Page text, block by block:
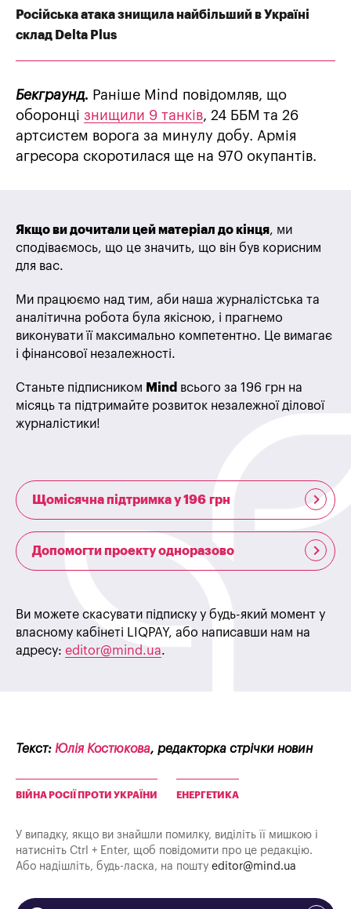
Російська атака знищила найбільший в Україні
склад Delta Plus
Бекграунд. Раніше Mind повідомляв, що
оборонці знищили 9 танків, 24 ББМ та 26
артсистем ворога за минулу добу. Армія
агресора скоротилася ще на 970 окупантів.
Якщо ви дочитали цей матеріал до кінця, ми
сподіваємось, що це значить, що він був корисним
для вас.
Ми працюємо над тим, аби наша журналістська та
аналітична робота була якісною, і прагнемо
виконувати її максимально компетентно. Це вимагає
і фінансової незалежності.
Станьте підписником Mind всього за 196 грн на
місяць та підтримайте розвиток незалежної ділової
журналістики!
Щомісячна підтримка у 196 грн
Допомогти проекту одноразово
Ви можете скасувати підписку у будь-який момент у
власному кабінеті LIQPAY, або написавши нам на
адресу: editor@mind.ua.
Текст: Юлія Костюкова, редакторка стрічки новин
ВІЙНА РОСІЇ ПРОТИ УКРАЇНИ ЕНЕРГЕТИКА
У випадку, якщо ви знайшли помилку, виділіть її мишкою і
натисніть Ctrl + Enter, щоб повідомити про це редакцію.
Або надішліть, будь-ласка, на пошту editor@mind.ua